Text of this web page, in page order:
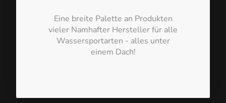
Eine breite Palette an Produkten
vieler Namhafter Hersteller für alle
Wassersportarten - alles unter
einem Dach!